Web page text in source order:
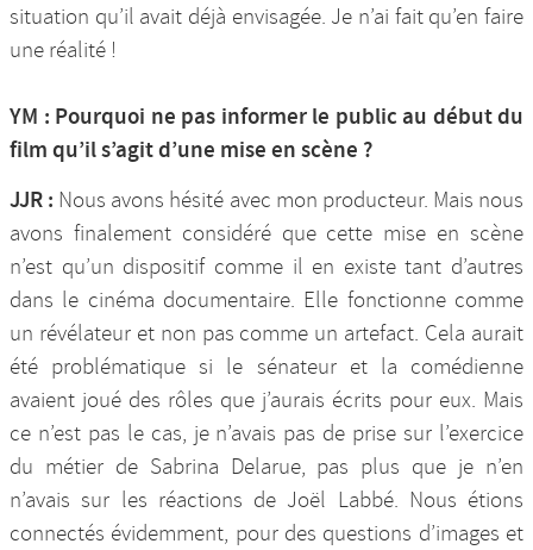
situation qu’il avait déjà envisagée. Je n’ai fait qu’en faire
une réalité !
YM : Pourquoi ne pas informer le public au début du
film qu’il s’agit d’une mise en scène ?
JJR : Nous avons hésité avec mon producteur. Mais nous
avons finalement considéré que cette mise en scène
n’est qu’un dispositif comme il en existe tant d’autres
dans le cinéma documentaire. Elle fonctionne comme
un révélateur et non pas comme un artefact. Cela aurait
été problématique si le sénateur et la comédienne
avaient joué des rôles que j’aurais écrits pour eux. Mais
ce n’est pas le cas, je n’avais pas de prise sur l’exercice
du métier de Sabrina Delarue, pas plus que je n’en
n’avais sur les réactions de Joël Labbé. Nous étions
connectés évidemment, pour des questions d’images et